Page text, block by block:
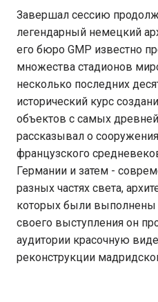
Завершал сессию
легендарный немецкий
его бюро GMP известно
множества стадионов
несколько последних
исторический курс
объектов с самых
рассказывал о
французского
Германии и затем -
разных частях света,
которых были выполнены
своего выступления он
аудитории красочную
реконструкции